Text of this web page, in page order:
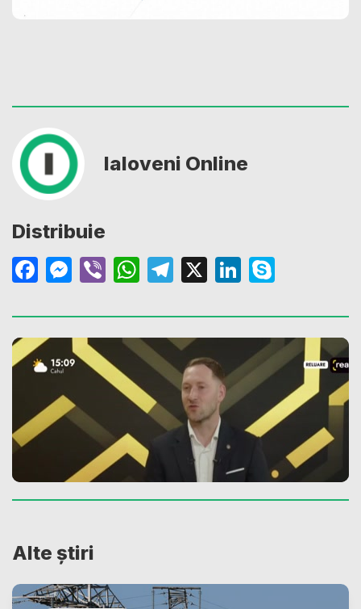
Ialoveni Online
Distribuie
Facebook
Messenger
ViberWhatsApp
Telegram
X LinkedIn
Alte știri